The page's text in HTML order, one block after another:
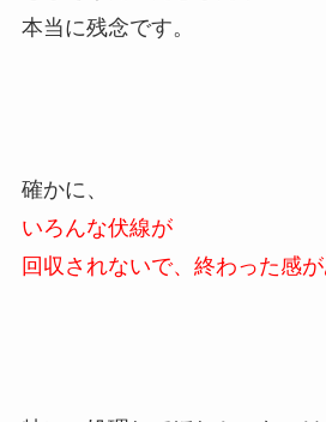
本当に残念です。
確かに、
いろんな伏線が
回収されないで、終わった感が